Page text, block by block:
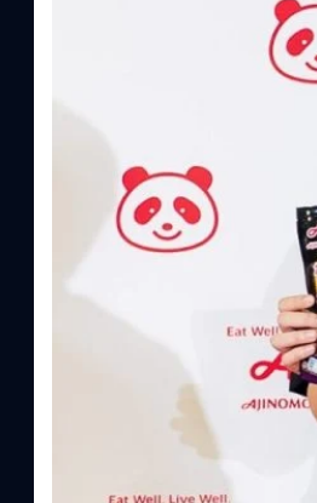
ความรู้หลักรูปแบบผลิตภัณฑ์ / โซลูชั
ประโยชน์จากกรดอะมิโน